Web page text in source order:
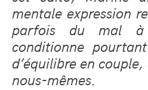
mentale expression
parfois du mal
conditionne
d’équilibre en
nous-mêmes.